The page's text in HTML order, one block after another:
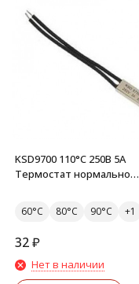
KSD9700 110°C 250В 5А
Термостат нормально
60°C 80°C 90°C
32₽
Нет в наличии